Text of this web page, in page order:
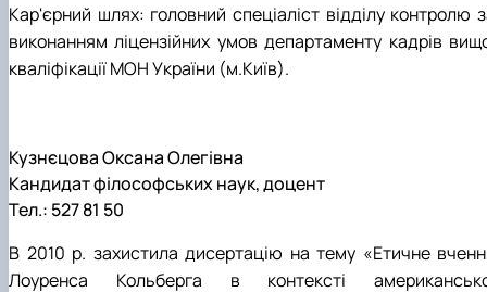
Кар'єрний шлях: головний спеціаліст відділу контролю
виконанням ліцензійних умов департаменту кадрів
кваліфікації МОН України (м.Київ).
Кузнєцова Оксана Олегівна
Кандидат філософських наук, доцент
Тел.: 527 81 50
В 2010 р. захистила дисертацію на тему «Етичне
Лоуренса Кольберга в контексті